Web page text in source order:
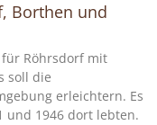
Borthen und
Röhrsdorf mit
soll die
erleichtern. Es
und 1946 dort lebten.